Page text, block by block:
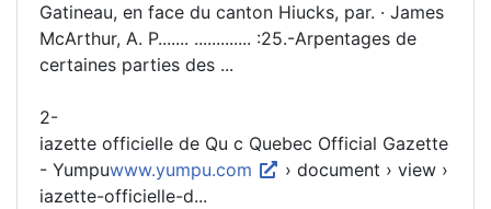
Gatineau, en face du canton Hiucks, par. · James
McArthur, A. P....... ............. :25.-Arpentages de
certaines parties des ...
2-
iazette officielle de Qu c Quebec Official Gazette
- Yumpuwww.yumpu.com
› document › view ›
iazette-officielle-d...